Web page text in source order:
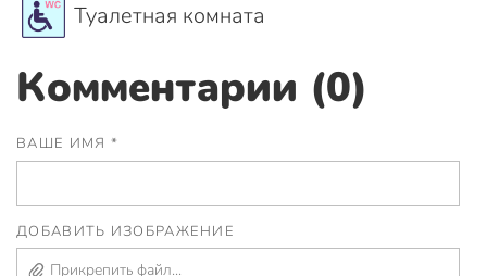
Туалетная комната
Комментарии (0)
ВАШЕ ИМЯ *
ДОБАВИТЬ ИЗОБРАЖЕНИЕ
Прикрепить файл...